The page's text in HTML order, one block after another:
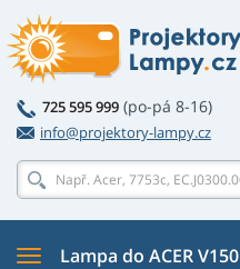
725 595 999 (po-pá 8-16)
info@projektory-lampy.cz
Lampa do ACER V150